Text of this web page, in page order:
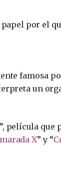
por el
famosa
un
película que
X” y “